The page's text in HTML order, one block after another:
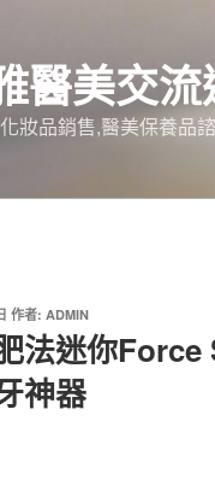
醫美交
妝品銷售,醫美保養品
作者: ADMIN
法迷你
神器